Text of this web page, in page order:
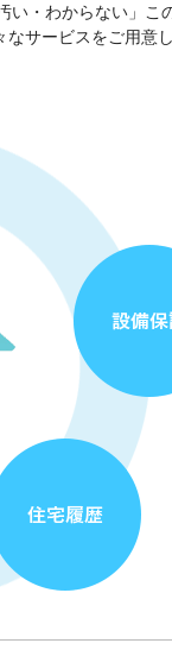
・わからない」こ
サービスをご用意し